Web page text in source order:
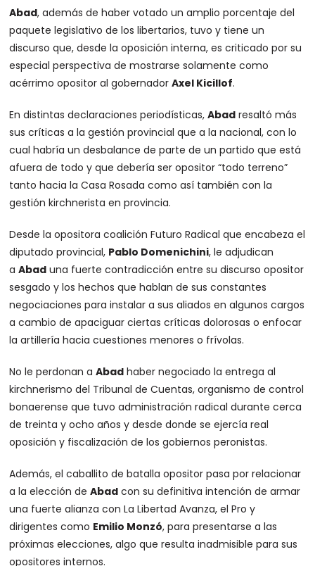
Abad, además de haber votado un amplio porcentaje del
paquete legislativo de los libertarios, tuvo y tiene un
discurso que, desde la oposición interna, es criticado por su
especial perspectiva de mostrarse solamente como
acérrimo opositor al gobernadorAxel Kicillof.
En distintas declaraciones periodísticas,Abad resaltó más
sus críticas a la gestión provincial que a la nacional, con lo
cual habría un desbalance de parte de un partido que está
afuera de todo y que debería ser opositor “todo terreno”
tanto hacia la Casa Rosada como así también con la
gestión kirchnerista en provincia.
Desde la opositora coalición Futuro Radical que encabeza el
diputado provincial, Pablo Domenichini, le adjudican
aAbad una fuerte contradicción entre su discurso opositor
sesgado y los hechos que hablan de sus constantes
negociaciones para instalar a sus aliados en algunos cargos
a cambio de apaciguar ciertas críticas dolorosas o enfocar
la artillería hacia cuestiones menores o frívolas.
No le perdonan aAbad haber negociado la entrega al
kirchnerismo del Tribunal de Cuentas, organismo de control
bonaerense que tuvo administración radical durante cerca
de treinta y ocho años y desde donde se ejercía real
oposición y fiscalización de los gobiernos peronistas.
Además, el caballito de batalla opositor pasa por relacionar
a la elección deAbad con su definitiva intención de armar
una fuerte alianza con La Libertad Avanza, el Pro y
dirigentes como Emilio Monzó, para presentarse a las
próximas elecciones, algo que resulta inadmisible para sus
opositores internos.